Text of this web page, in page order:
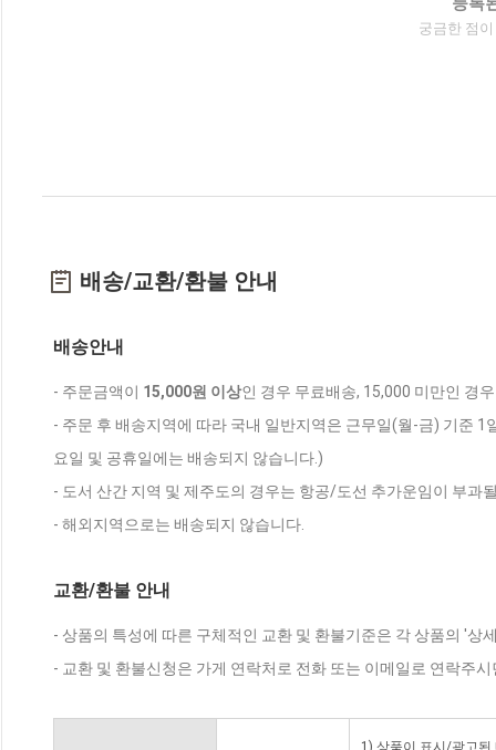
궁금한 점
배송/교환/환불 안내
배송안내
- 주문금액이 15,000원 이상인 경우 무료배송, 15,000 미만인 경
- 주문 후 배송지역에 따라 국내 일반지역은 근무일(월-금) 기준
요일 및 공휴일에는 배송되지 않습니다.)
- 도서 산간 지역 및 제주도의 경우는 항공/도선 추가운임이 부과
- 해외지역으로는 배송되지 않습니다.
교환/환불 안내
- 상품의 특성에 따른 구체적인 교환 및 환불기준은 각 상품의 '상
- 교환 및 환불신청은 가게 연락처로 전화 또는 이메일로 연락주
1) 상품이 표시/광고된